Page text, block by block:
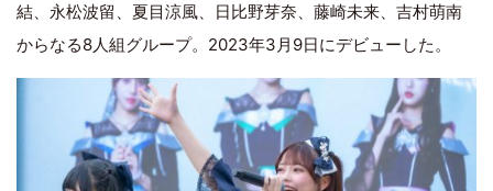
結、永松波留、夏目涼風、日比野芽奈、藤崎未来、吉村萌南
からなる8人組グループ。2023年3月9日にデビューした。